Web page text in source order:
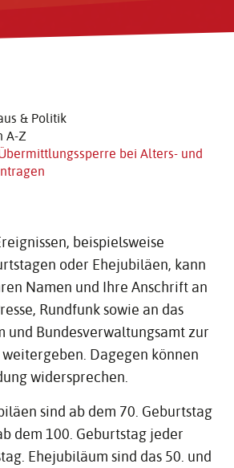
& Politik
A-Z
bei Alters- und
beispielsweise
oder Ehejubiläen, kann
Namen und Ihre Anschrift an
Rundfunk sowie an das
und Bundesverwaltungsamt zur
Dagegen können
widersprechen.
sind ab dem 70. Geburtstag
dem 100. Geburtstag jeder
Ehejubiläum sind das 50. und